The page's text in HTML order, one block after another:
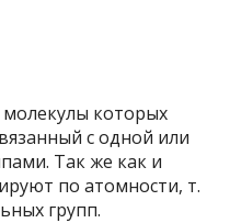
которых
с од­ной или
Так же как и
по атом­ности, т.
групп.